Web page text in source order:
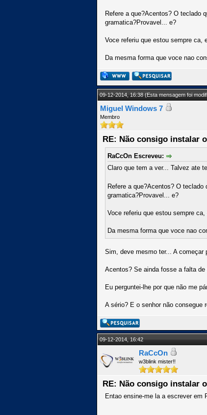
Refere a que?Acentos? O teclado
gramatica?Provavel... e?
Voce referiu que estou sempre ca,
Da mesma forma que voce nao
09-12-2014, 16:38(Esta mensagem foi
Miguel Windows 7
Membro
RE: Não consigo instalar
RaCcOn Escreveu:
Claro que tem a ver... Talvez ate
Refere a que?Acentos? O
gramatica?Provavel... e?
Voce referiu que estou sempre
Da mesma forma que voce nao
Sim, deve mesmo ter... A começar
Acentos? Se ainda fosse a falta de
Eu perguntei-lhe por que não me
A sério? E o senhor não consegue
09-12-2014, 16:42
RaCcOn
w3blink mister!!
RE: Não consigo instalar
Entao ensine-me la a escrever em